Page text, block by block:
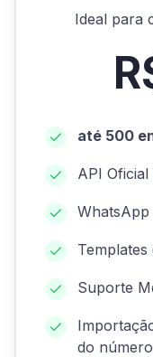
Ideal para
até 500
API
WhatsApp
Suporte
do número